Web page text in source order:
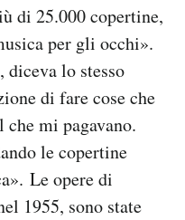
di 25.000 copertine,
per gli occhi».
lo stesso
di fare cose che
mi pagavano.
le copertine
Le opere di
1955, sono state